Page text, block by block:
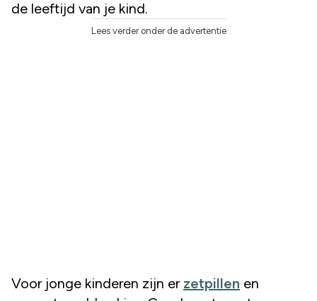
de leeftijd van je kind.
Lees verder onder de advertentie
Voor jonge kinderen zijn er zetpillen en